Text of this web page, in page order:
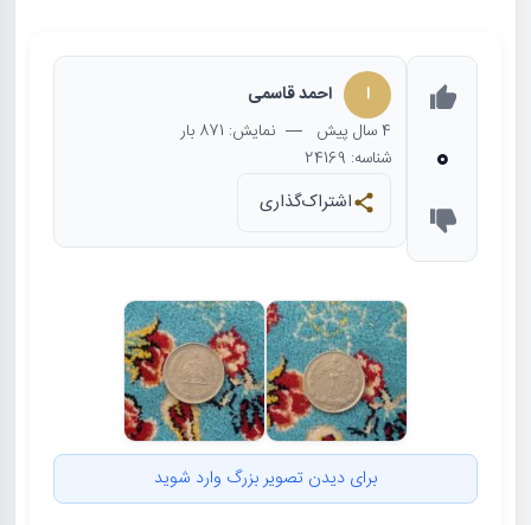
0
ا احمد قاسمی
4 سال پیش — نمایش: 871 بار
شناسه: 24169
اشتراک‌گذاری
برای دیدن تصویر بزرگ وارد شوید